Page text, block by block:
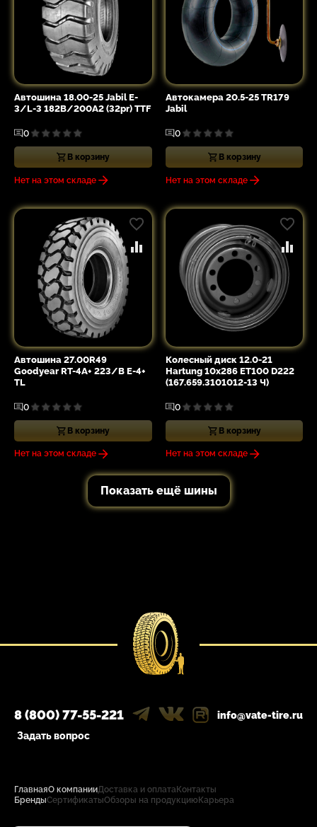
Автошина 18.00-25 Jabil E-
3/L-3 182B/200A2 (32pr) TTF
0
В корзину
Нет на этом складе
Автокамера 20.5-25 TR179
Jabil
0
В корзину
Нет на этом складе
Автошина 27.00R49
Goodyear RT-4A+ 223/B E-4+
TL
0
В корзину
Нет на этом складе
Колесный диск 12.0-21
Hartung 10x286 ET100 D222
(167.659.3101012-13 Ч)
0
В корзину
Нет на этом складе
Показать ещё шины
ГлавнаяО компанииДоставка и оплата Контакты
БрендыСертификатыОбзоры на продукцию Карьера
8 (800) 77-55-221
info@vate-tire.ru
Задать вопрос